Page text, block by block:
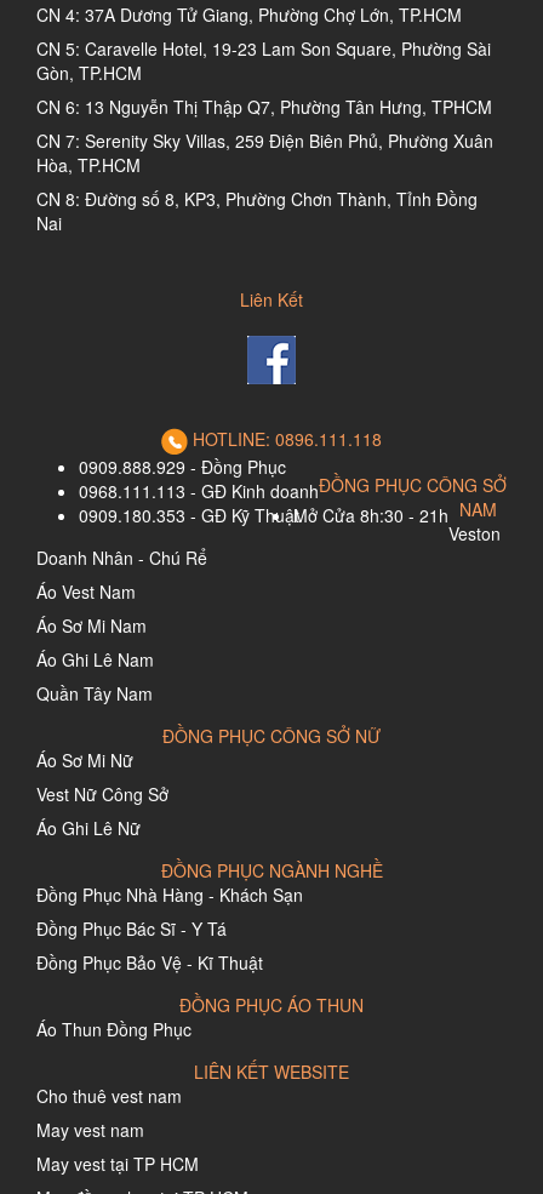
CN 4: 37A Dương Tử Giang, Phường Chợ Lớn, TP.HCM
CN 5: Caravelle Hotel, 19-23 Lam Son Square, Phường Sài
Gòn, TP.HCM
CN 6: 13 Nguyễn Thị Thập Q7, Phường Tân Hưng, TPHCM
CN 7: Serenity Sky Villas, 259 Điện Biên Phủ, Phường Xuân
Hòa, TP.HCM
CN 8: Đường số 8, KP3, Phường Chơn Thành, Tỉnh Đồng
Nai
Liên Kết
HOTLINE: 0896.111.118
0909.888.929 - Đồng Phục
0968.111.113 - GĐ Kinh doanh
0909.180.353 - GĐ Kỹ ThuậtMở Cửa 8h:30 - 21h
ĐỒNG PHỤC CÔNG SỞ
NAM
Veston
Doanh Nhân - Chú Rể
Áo Vest Nam
Áo Sơ Mi Nam
Áo Ghi Lê Nam
Quần Tây Nam
ĐỒNG PHỤC CÔNG SỞ NỮ
Áo Sơ Mi Nữ
Vest Nữ Công Sở
Áo Ghi Lê Nữ
ĐỒNG PHỤC NGÀNH NGHỀ
Đồng Phục Nhà Hàng - Khách Sạn
Đồng Phục Bác Sĩ - Y Tá
Đồng Phục Bảo Vệ - Kĩ Thuật
ĐỒNG PHỤC ÁO THUN
Áo Thun Đồng Phục
LIÊN KẾT WEBSITE
Cho thuê vest nam
May vest nam
May vest tại TP HCM